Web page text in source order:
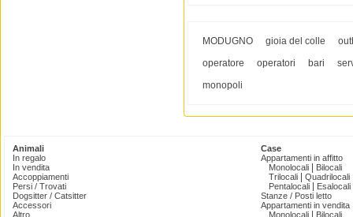
MODUGNO gioia del colle
operatore
operatori bari
monopoli
Animali
In regalo
In vendita
Accoppiamenti
Persi / Trovati
Dogsitter / Catsitter
Accessori
Altro
Case
Appartamenti in affitto
Monolocali
Bilocali
Trilocali
Quadrilocali
Pentalocali
Esalocali
Stanze / Posti letto
Appartamenti in vendita
Monolocali
Bilocali